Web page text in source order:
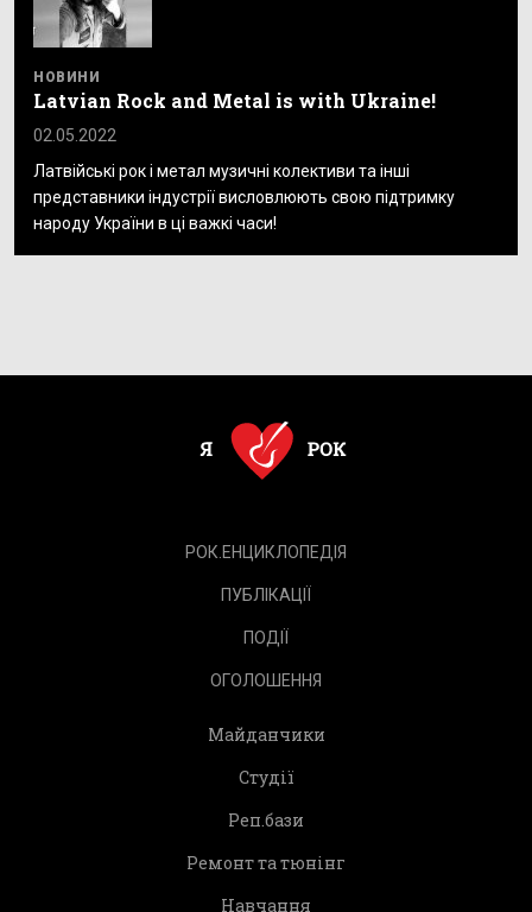
НОВИНИ
Latvian Rock and Metal is with Ukraine!
02.05.2022
Латвійські рок і метал музичні колективи та інші
представники індустрії висловлюють свою підтримку
народу України в ці важкі часи!
РОК.ЕНЦИКЛОПЕДІЯ
ПУБЛІКАЦІЇ
ПОДІЇ
ОГОЛОШЕННЯ
Майданчики
Студії
Реп.бази
Ремонт та тюнінг
Навчання